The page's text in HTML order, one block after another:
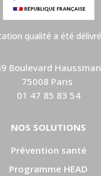
qualité a été
Boulevard
75008 Paris
01 47 85 83 54
NOS SOLUTIONS
Prévention santé
Programme HEAD